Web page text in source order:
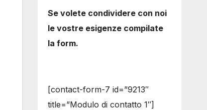
Se volete condividere con noi
le vostre esigenze compilate
la form.
[contact-form-7 id=”9213″
title=”Modulo di contatto 1″]